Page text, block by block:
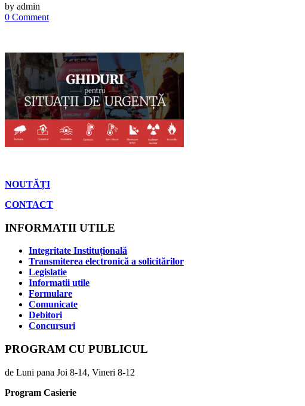
by admin
0 Comment
NOUTĂȚI
CONTACT
INFORMATII UTILE
Integritate Instituțională
Transmiterea electronică a solicitărilor
Legislatie
Informatii utile
Formulare
Comunicate
Debitori
Concursuri
PROGRAM CU PUBLICUL
de Luni pana Joi 8-14, Vineri 8-12
Program Casierie